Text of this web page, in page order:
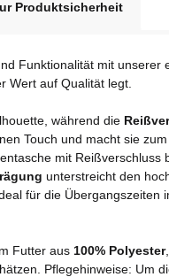
Produktsicherheit
Funktionalität mit
Wert auf Qualität legt.
während die
Touch und macht sie
mit Reißverschluss
unterstreicht den
für die Übergangszeiten
Futter aus 100% Polyester
Pflegehinweise: Um